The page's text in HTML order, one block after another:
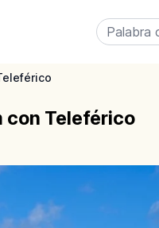
con Teleférico